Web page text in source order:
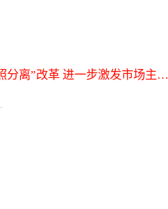
分离”改革 进一步激发市场主体